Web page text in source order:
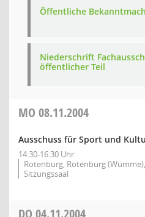
Öffentliche
Niederschrift
öffentlicher Teil
MO 08.11.2004
Ausschuss für Sport und
14:30-16:30 Uhr
Rotenburg, Rotenburg
Sitzungssaal
DO 04.11.2004